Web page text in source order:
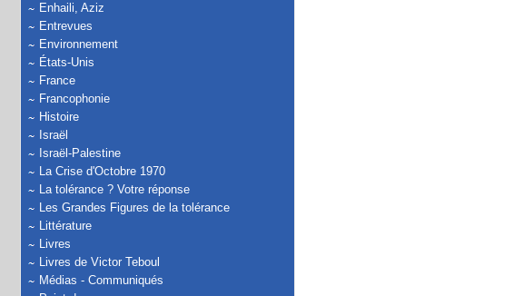
Enhaili, Aziz
Entrevues
Environnement
États-Unis
France
Francophonie
Histoire
Israël
Israël-Palestine
La Crise d'Octobre 1970
La tolérance ? Votre réponse
Les Grandes Figures de la tolérance
Littérature
Livres
Livres de Victor Teboul
Médias - Communiqués